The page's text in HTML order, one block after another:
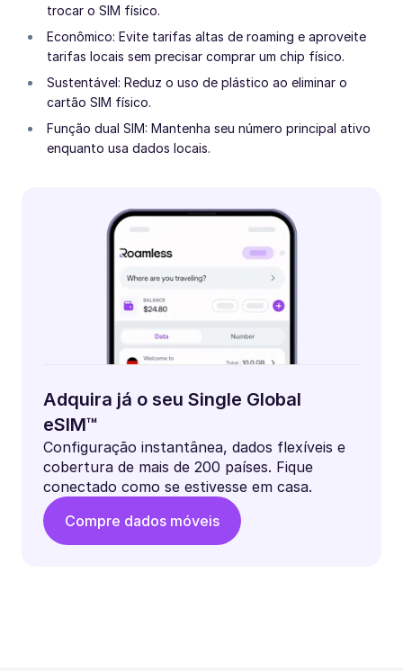
trocar o SIM físico.
Econômico: Evite tarifas altas de roaming e aproveite
tarifas locais sem precisar comprar um chip físico.
Sustentável: Reduz o uso de plástico ao eliminar o
cartão SIM físico.
Função dual SIM: Mantenha seu número principal ativo
enquanto usa dados locais.
Adquira já o seu Single Global
eSIM™
Configuração instantânea, dados flexíveis e
cobertura de mais de 200 países. Fique
conectado como se estivesse em casa.
Compre dados móveis